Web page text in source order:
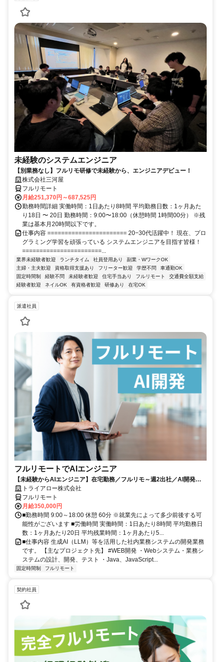
未経験のシステムエンジニア
【別業務なし】フルリモ研修で未経験から、エンジニアデビュー！
株式会社三河屋
フルリモート
月給251,370円～687,525円
勤務時間詳細 実働時間：1日あたり8時間 平均勤務日数：1ヶ月あた
り18日 〜 20日 勤務時間：9:00〜18:00（休憩時間 1時間00分） ※残
業は基本月20時間以下です。
仕事内容 ======================= 20−30代活躍中！ 現在、プロ
グラミング学習を頑張っている システムエンジニアを目指す皆様！
=======================...
業界未経験者歓迎 ランチタイム 社員登用あり
副業・WワークOK
主婦・主夫歓迎
資格取得支援あり フリーター歓迎 学歴不問
車通勤OK
固定時間制
経験不問 未経験者歓迎 住宅手当あり フルリモート
交通費全額支給
経験者歓迎
ネイルOK 有資格者歓迎 研修あり 在宅OK
派遣社員
フルリモートでAIエンジニア
【未経験からAIエンジニア】在宅勤務／フルリモ～週2出社／AI開発を
仕事にする
トライアロー株式会社
フルリモート
月給350,000円
■勤務時間 9:00～18:00 休憩 60分 ※就業先によって多少前後する可
能性がございます ■労働時間 実働時間：1日あたり8時間 平均勤務日
数：1ヶ月あたり20日 平均残業時間：1ヶ月あたり5...
■仕事内容 生成AI（LLM）等を活用した社内業務システムの開発業務
です。 【主なプロジェクト先】 #WEB開発 ・Webシステム・業務シ
ステムの設計、開発、テスト ・Java、JavaScript...
固定時間制 フルリモート
契約社員